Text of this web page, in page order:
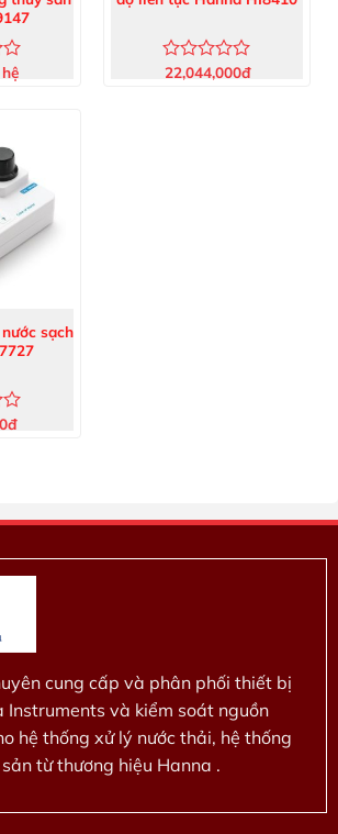
Được
22,044,000đ
sạch
đ
cung cấp và phân phối thiết bị
Instruments và kiểm soát nguồn
hệ thống xử lý nước thải, hệ thống
từ thương hiệu Hanna .